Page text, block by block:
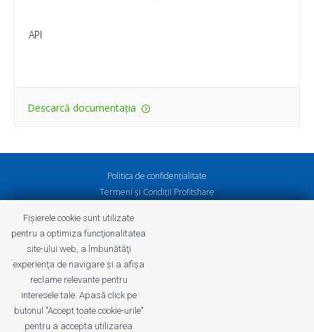
API
Descarcă documentația
Politica de confidenţialitate
Termeni și Condiții Profitshare
Politica de confidenţialitate
Cariere
profitshare.ro
profitshare.bg
Fișierele cookie sunt utilizate
pentru a optimiza funcţionalitatea
site-ului web, a îmbunătăţi
experienţa de navigare şi a afişa
reclame relevante pentru
interesele tale. Apasă click pe
butonul "Accept toate cookie-urile"
pentru a accepta utilizarea